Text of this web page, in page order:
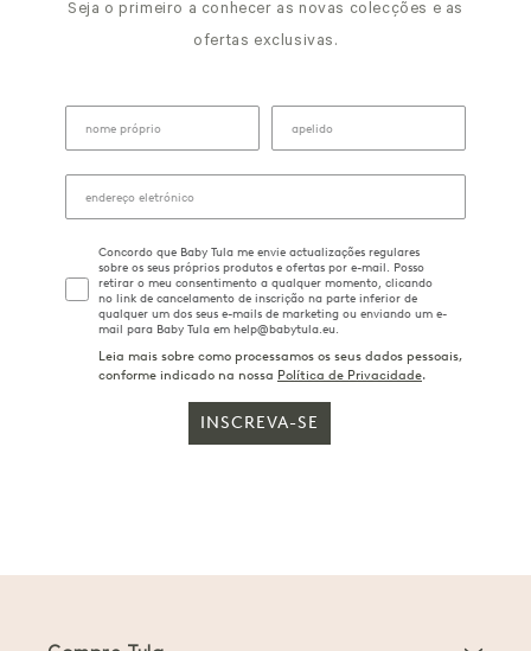
Seja o primeiro a conhecer as novas colecções e as
ofertas exclusivas.
Concordo que Baby Tula me envie actualizações regulares
sobre os seus próprios produtos e ofertas por e-mail. Posso
retirar o meu consentimento a qualquer momento, clicando
no link de cancelamento de inscrição na parte inferior de
qualquer um dos seus e-mails de marketing ou enviando um e-
mail para Baby Tula em help@babytula.eu.
Leia mais sobre como processamos os seus dados pessoais,
conforme indicado na nossa Política de Privacidade.
INSCREVA-SE